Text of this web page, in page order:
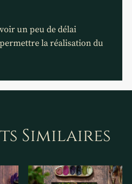
un peu de délai
la réalisation du
Similaires